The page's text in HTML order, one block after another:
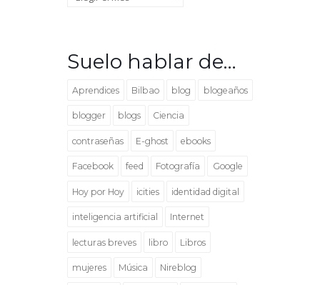
Suelo hablar de…
Aprendices Bilbao blog blogeaños
blogger blogs Ciencia
contraseñas E-ghost ebooks
Facebook feed Fotografía Google
Hoy por Hoy icities identidad digital
inteligencia artificial Internet
lecturas breves libro Libros
mujeres Música Nireblog